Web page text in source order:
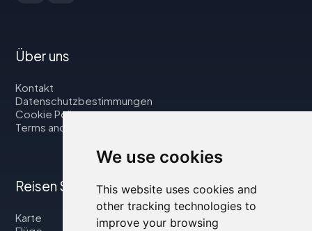
We use cookies
This website uses cookies and
other tracking technologies to
improve your browsing
Über uns
Kontakt
Datenschutzbestimmungen
Cookie Policy
Terms and Conditions
Reisen Sie mit uns
Karte